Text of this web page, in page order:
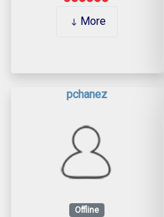
More
pchanez
Offline